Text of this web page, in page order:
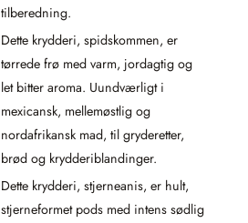
tilberedning.
Dette krydderi, spidskommen, er
tørrede frø med varm, jordagtig og
let bitter aroma. Uundværligt i
mexicansk, mellemøstlig og
nordafrikansk mad, til gryderetter,
brød og krydderiblandinger.
Dette krydderi, stjerneanis, er hult,
stjerneformet pods med intens sødlig